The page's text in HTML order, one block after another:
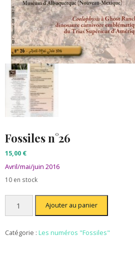
Fossiles n°26
15,00 €
Avril/mai/juin 2016
10 en stock
quantité
Fossiles
Ajouter au panier
Catégorie : Les numéros "Fossiles"